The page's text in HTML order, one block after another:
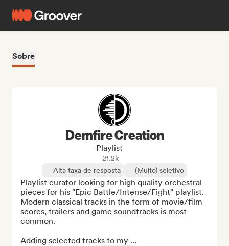
Sobre
Demfire Creation
Playlist
21.2k
Alta taxa de resposta
(Muito) seletivo
Playlist curator looking for high quality orchestral
pieces for his "Epic Battle/Intense/Fight" playlist.
Modern classical tracks in the form of movie/film
scores, trailers and game soundtracks is most
common.
Adding selected tracks to my ...